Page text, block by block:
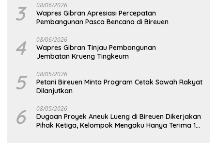
3 08/06/2026
Wapres Gibran Apresiasi Percepatan
Pembangunan Pasca Bencana di Bireuen
4 08/06/2026
Wapres Gibran Tinjau Pembangunan
Jembatan Krueng Tingkeum
5 08/05/2026
Petani Bireuen Minta Program Cetak Sawah Rakyat
Dilanjutkan
6 08/05/2026
Dugaan Proyek Aneuk Lueng di Bireuen Dikerjakan
Pihak Ketiga, Kelompok Mengaku Hanya Terima 10